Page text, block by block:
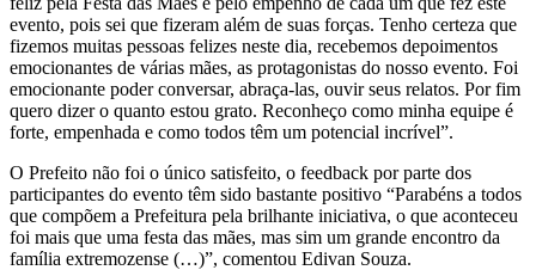
evento, pois sei que fizeram além de suas forças. Tenho certeza que
fizemos muitas pessoas felizes neste dia, recebemos depoimentos
emocionantes de várias mães, as protagonistas do nosso evento. Foi
emocionante poder conversar, abraça-las, ouvir seus relatos. Por fim
quero dizer o quanto estou grato. Reconheço como minha equipe é
forte, empenhada e como todos têm um potencial incrível”.
O Prefeito não foi o único satisfeito, o feedback por parte dos
participantes do evento têm sido bastante positivo “Parabéns a todos
que compõem a Prefeitura pela brilhante iniciativa, o que aconteceu
foi mais que uma festa das mães, mas sim um grande encontro da
família extremozense (…)”, comentou Edivan Souza.